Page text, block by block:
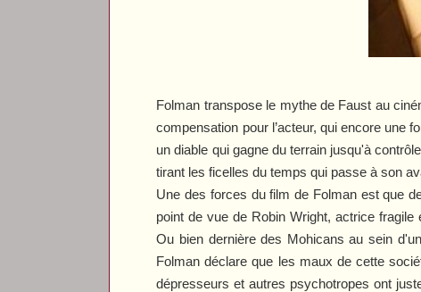
Folman transpose le mythe de Faust au
compensation pour l’acteur, qui encore une
un diable qui gagne du terrain jusqu'à
tirant les ficelles du temps qui passe à son
Une des forces du film de Folman est que
point de vue de Robin Wright, actrice
Ou bien dernière des Mohicans au sein
Folman déclare que les maux de cette
dépresseurs et autres psychotropes ont